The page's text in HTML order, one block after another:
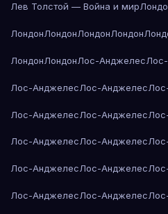
Лев Толстой — Война и мир
ЛондонЛондонЛондонЛондон
ЛондонЛондонЛос-Анджелес
Лос-АнджелесЛос-Анджелес
Лос-АнджелесЛос-Анджелес
Лос-АнджелесЛос-Анджелес
Лос-АнджелесЛос-Анджелес
Лос-АнджелесЛос-Анджелес